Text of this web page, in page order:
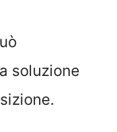
soluzione